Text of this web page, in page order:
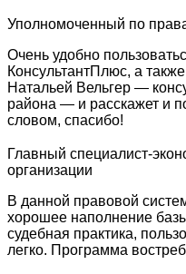
Уполномоченный по
Очень удобно
КонсультантПлюс, а
Натальей Вельгер —
района — и расскажет и
словом, спасибо!
Главный специалист-
организации
В данной правовой
хорошее наполнение
судебная практика,
легко. Программа